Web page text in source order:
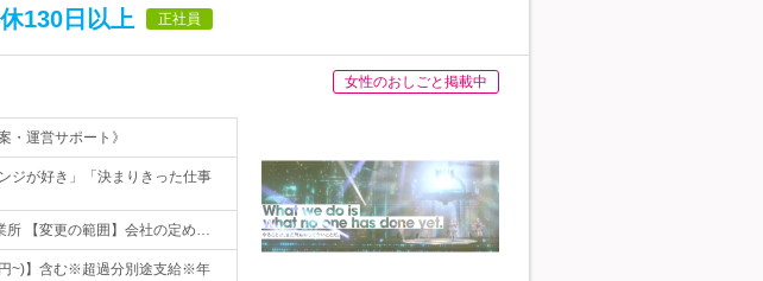
130日以上 正社員
女性のおしごと掲載中
・運営サポート》
ジが好き」「決まりきった仕事
所 【変更の範囲】会社の定め…
~)】含む※超過分別途支給※年